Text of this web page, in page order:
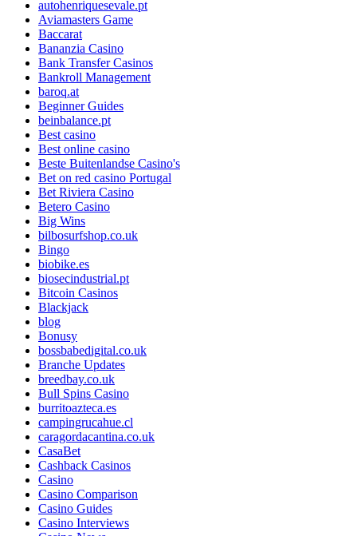
autohenriquesevale.pt
Aviamasters Game
Baccarat
Bananzia Casino
Bank Transfer Casinos
Bankroll Management
baroq.at
Beginner Guides
beinbalance.pt
Best casino
Best online casino
Beste Buitenlandse Casino's
Bet on red casino Portugal
Bet Riviera Casino
Betero Casino
Big Wins
bilbosurfshop.co.uk
Bingo
biobike.es
biosecindustrial.pt
Bitcoin Casinos
Blackjack
blog
Bonusy
bossbabedigital.co.uk
Branche Updates
breedbay.co.uk
Bull Spins Casino
burritoazteca.es
campingrucahue.cl
caragordacantina.co.uk
CasaBet
Cashback Casinos
Casino
Casino Comparison
Casino Guides
Casino Interviews